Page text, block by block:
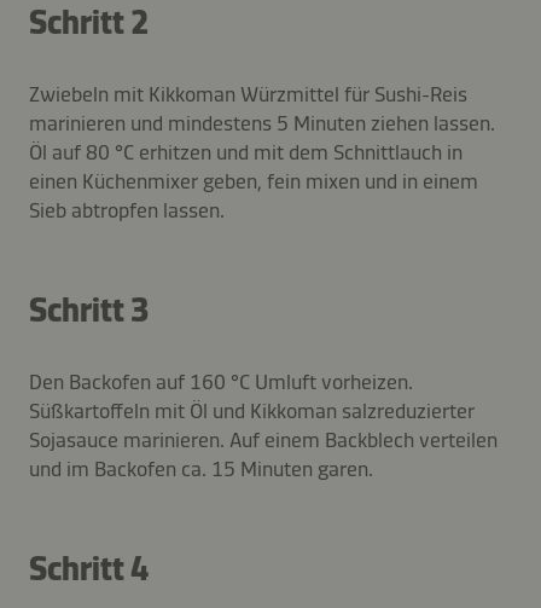
Schritt 2
Zwiebeln mit Kikkoman Würzmittel für Sushi-Reis
marinieren und mindestens 5 Minuten ziehen lassen.
Öl auf 80 °C erhitzen und mit dem Schnittlauch in
einen Küchenmixer geben, fein mixen und in einem
Sieb abtropfen lassen.
Schritt 3
Den Backofen auf 160 °C Umluft vorheizen.
Süßkartoffeln mit Öl und Kikkoman salzreduzierter
Sojasauce marinieren. Auf einem Backblech verteilen
und im Backofen ca. 15 Minuten garen.
Schritt 4